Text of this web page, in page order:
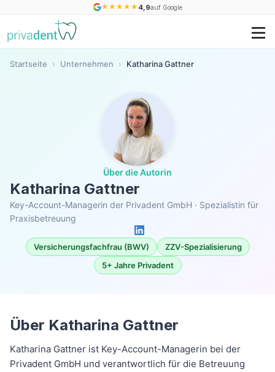
★ ★ ★ ★ ★ 4,9auf Google
Startseite › Unternehmen › Katharina Gattner
Über die Autorin
Katharina Gattner
Key-Account-Managerin der Privadent GmbH · Spezialistin für
Praxisbetreuung
Versicherungsfachfrau (BWV)
ZZV-Spezialisierung
5+ Jahre Privadent
Über Katharina Gattner
Katharina Gattner ist Key-Account-Managerin bei der
Privadent GmbH und verantwortlich für die Betreuung